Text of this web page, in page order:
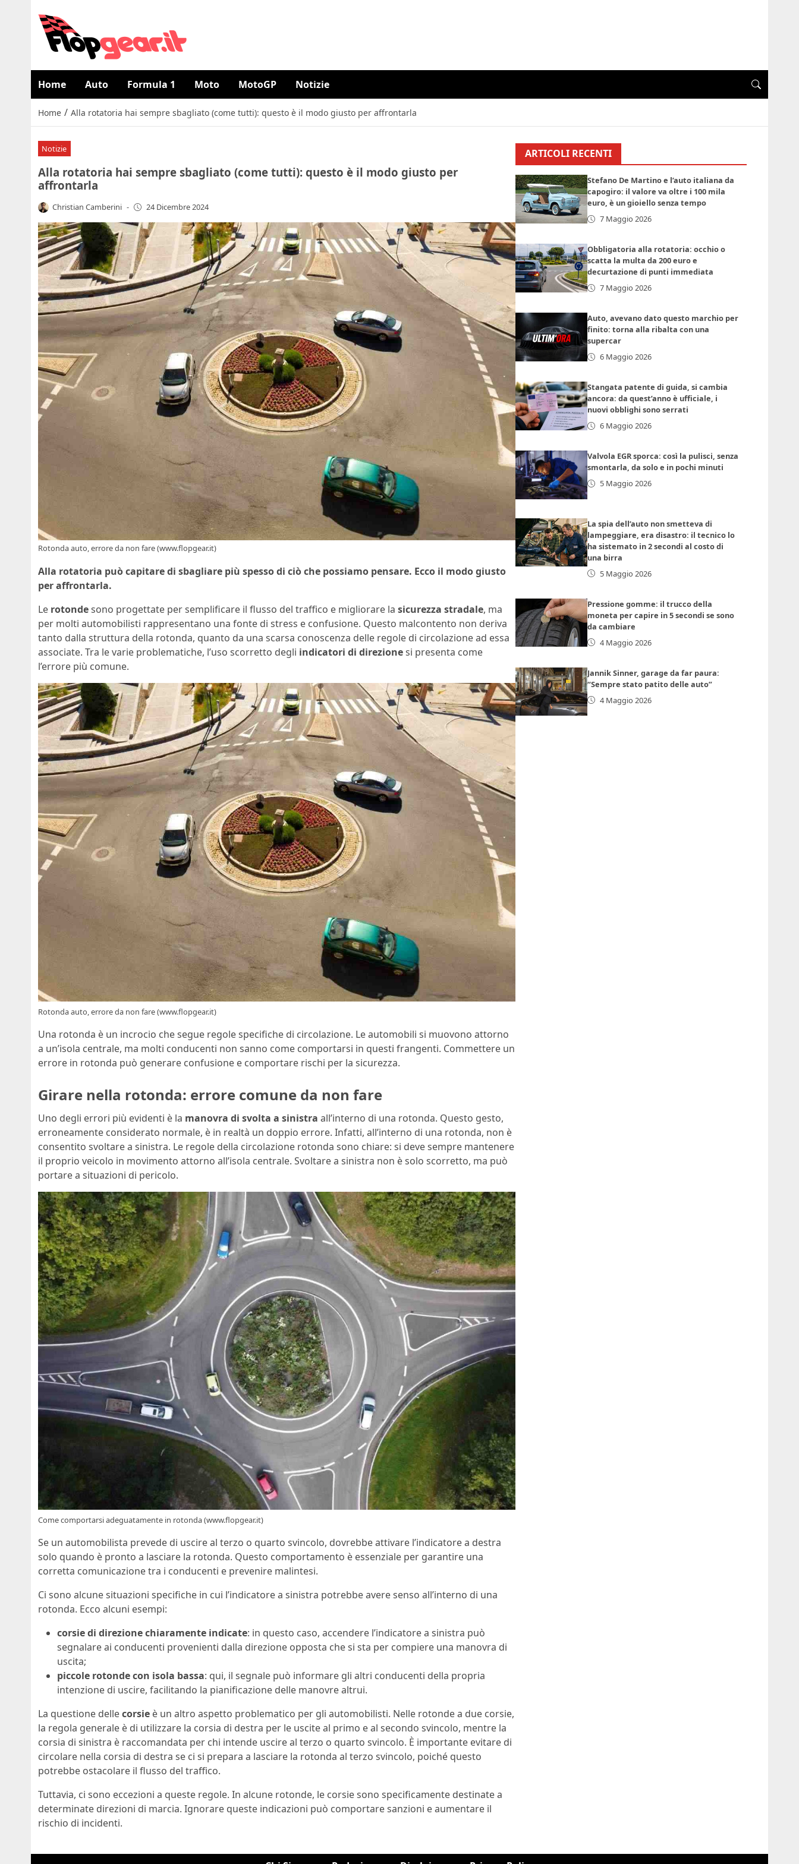
Home Auto Formula 1 Moto MotoGP Notizie
Home / Alla rotatoria hai sempre sbagliato (come tutti): questo è il modo giusto per affrontarla
Notizie
Alla rotatoria hai sempre sbagliato (come tutti): questo è il modo giusto per
affrontarla
Christian Camberini - 24 Dicembre 2024
Rotonda auto, errore da non fare (www.flopgear.it)
Alla rotatoria può capitare di sbagliare più spesso di ciò che possiamo pensare. Ecco il modo giusto
per affrontarla.
Le rotondesono progettate per semplificare il flusso del traffico e migliorare la sicurezza stradale, ma
per molti automobilisti rappresentano una fonte di stress e confusione. Questo malcontento non deriva
tanto dalla struttura della rotonda, quanto da una scarsa conoscenza delle regole di circolazione ad essa
associate. Tra le varie problematiche, l’uso scorretto degli indicatori di direzionesi presenta come
l’errore più comune.
Rotonda auto, errore da non fare (www.flopgear.it)
Una rotonda è un incrocio che segue regole specifiche di circolazione. Le automobili si muovono attorno
a un’isola centrale, ma molti conducenti non sanno come comportarsi in questi frangenti. Commettere un
errore in rotonda può generare confusione e comportare rischi per la sicurezza.
Girare nella rotonda: errore comune da non fare
Uno degli errori più evidenti è la manovra di svolta a sinistra all’interno di una rotonda. Questo gesto,
erroneamente considerato normale, è in realtà un doppio errore. Infatti, all’interno di una rotonda, non è
consentito svoltare a sinistra. Le regole della circolazione rotonda sono chiare: si deve sempre mantenere
il proprio veicolo in movimento attorno all’isola centrale. Svoltare a sinistra non è solo scorretto, ma può
portare a situazioni di pericolo.
Come comportarsi adeguatamente in rotonda (www.flopgear.it)
Se un automobilista prevede di uscire al terzo o quarto svincolo, dovrebbe attivare l’indicatore a destra
solo quando è pronto a lasciare la rotonda. Questo comportamento è essenziale per garantire una
corretta comunicazione tra i conducenti e prevenire malintesi.
Ci sono alcune situazioni specifiche in cui l’indicatore a sinistra potrebbe avere senso all’interno di una
rotonda. Ecco alcuni esempi:
corsie di direzione chiaramente indicate: in questo caso, accendere l’indicatore a sinistra può
segnalare ai conducenti provenienti dalla direzione opposta che si sta per compiere una manovra di
uscita;
piccole rotonde con isola bassa: qui, il segnale può informare gli altri conducenti della propria
intenzione di uscire, facilitando la pianificazione delle manovre altrui.
La questione dellecorsie è un altro aspetto problematico per gli automobilisti. Nelle rotonde a due corsie,
la regola generale è di utilizzare la corsia di destra per le uscite al primo e al secondo svincolo, mentre la
corsia di sinistra è raccomandata per chi intende uscire al terzo o quarto svincolo. È importante evitare di
circolare nella corsia di destra se ci si prepara a lasciare la rotonda al terzo svincolo, poiché questo
potrebbe ostacolare il flusso del traffico.
Tuttavia, ci sono eccezioni a queste regole. In alcune rotonde, le corsie sono specificamente destinate a
determinate direzioni di marcia. Ignorare queste indicazioni può comportare sanzioni e aumentare il
rischio di incidenti.
ARTICOLI RECENTI
Stefano De Martino e l’auto italiana da
capogiro: il valore va oltre i 100 mila
euro, è un gioiello senza tempo
7 Maggio 2026
Obbligatoria alla rotatoria: occhio o
scatta la multa da 200 euro e
decurtazione di punti immediata
7 Maggio 2026
Auto, avevano dato questo marchio per
finito: torna alla ribalta con una
supercar
6 Maggio 2026
Stangata patente di guida, si cambia
ancora: da quest’anno è ufficiale, i
nuovi obblighi sono serrati
6 Maggio 2026
Valvola EGR sporca: così la pulisci, senza
smontarla, da solo e in pochi minuti
5 Maggio 2026
La spia dell’auto non smetteva di
lampeggiare, era disastro: il tecnico lo
ha sistemato in 2 secondi al costo di
una birra
5 Maggio 2026
Pressione gomme: il trucco della
moneta per capire in 5 secondi se sono
da cambiare
4 Maggio 2026
Jannik Sinner, garage da far paura:
“Sempre stato patito delle auto”
4 Maggio 2026